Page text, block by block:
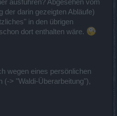
ausführen? Abgesehen vom
der darin gezeigten Abläufe)
in den übrigen
dort enthalten wäre.
wegen eines persönlichen
(-> "Waldi-Überarbeitung"),